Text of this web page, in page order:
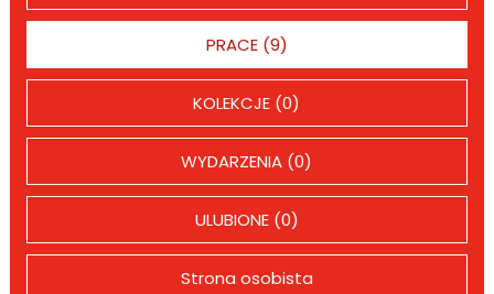
PRACE (9)
KOLEKCJE (0)
WYDARZENIA (0)
ULUBIONE (0)
Strona osobista